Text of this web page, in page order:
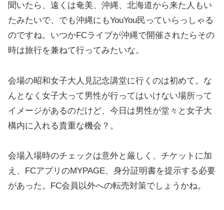
聞いたら、遠くは奄美、沖縄、北海道から来た人もい
たみたいで、でも沖縄にもYouYou民っていらっしゃる
のですね。いつかFCライブが沖縄で開催されたらその
時は旅行を兼ねて行ってみたいな。
会場の昭和女子大人見記念講堂に行くのは初めて。な
んとなく女子大って男性が行ってはいけない場所って
イメージがあるのだけど、今日は男性が堂々と女子大
構内に入れる貴重な機会？。
会場入場時のチェックは意外と厳しく、チケットに加
え、FCアプリのMYPAGE、身分証明書を提示する必要
があった。FC会員以外への転売対策でしょうかね。